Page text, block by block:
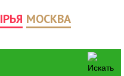
МОСКВА